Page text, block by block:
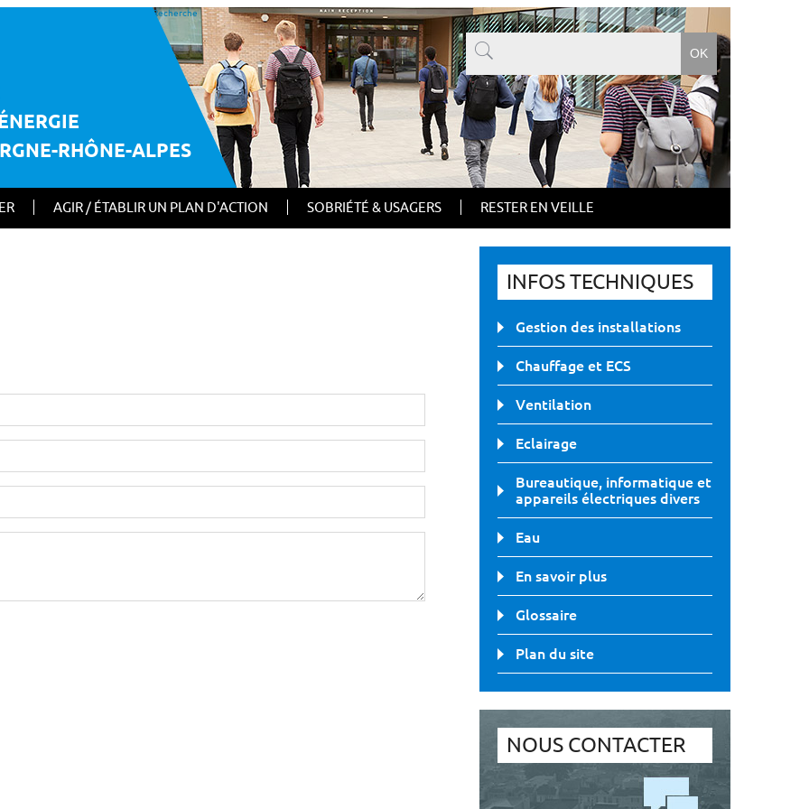
RHÔNE-ALPES
Recherche
AGIR / ÉTABLIR UN PLAN D'ACTION SOBRIÉTÉ & USAGERS RESTER EN VEILLE
INFOS TECHNIQUES
Gestion des installations
Chauffage et ECS
Ventilation
Eclairage
Bureautique, informatique et
appareils électriques divers
Eau
En savoir plus
Glossaire
Plan du site
NOUS CONTACTER